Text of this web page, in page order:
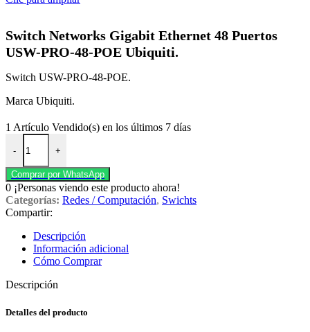
Switch Networks Gigabit Ethernet 48 Puertos
USW-PRO-48-POE Ubiquiti.
Switch USW-PRO-48-POE.
Marca Ubiquiti.
1 Artículo Vendido(s) en los últimos 7 días
-
Switch Networks Gigabit Ethernet 48 Puertos USW-PRO-48-POE
+
Comprar por WhatsApp
0 ¡Personas viendo este producto ahora!
Categorías: Redes / Computación, Swichts
Compartir:
Descripción
Información adicional
Cómo Comprar
Descripción
Detalles del producto